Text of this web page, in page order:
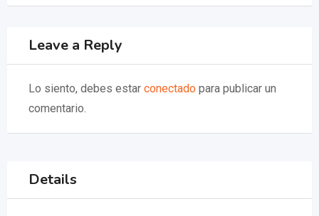
Leave a Reply
Lo siento, debes estar conectado para publicar un
comentario.
Details